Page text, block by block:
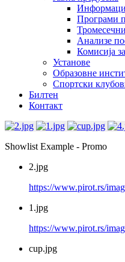
Програми
Анализе
Комисија
Установе
Образовне
Спортски
Билтен
Контакт
Showlist Example - Promo
2.jpg
https://www.pirot.rs/
1.jpg
https://www.pirot.rs/
cup.jpg